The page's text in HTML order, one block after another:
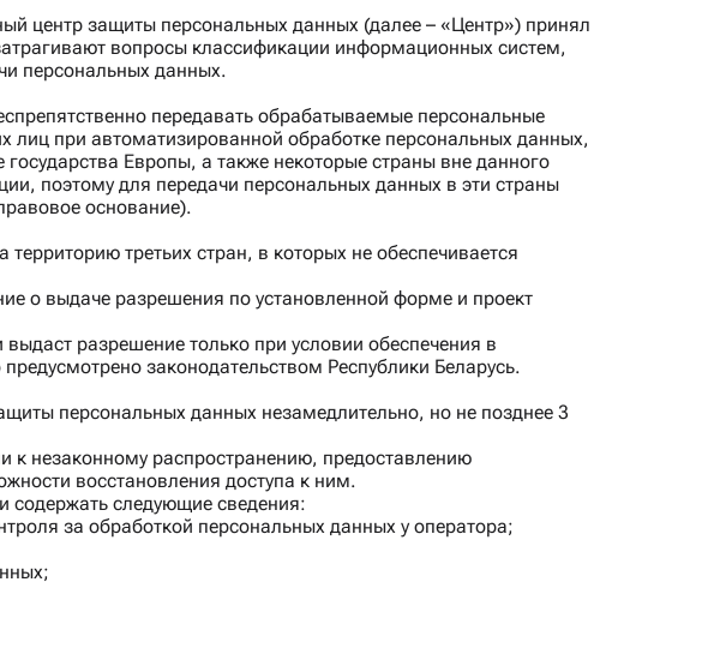
центр защиты персональных данных (далее – «Центр») принял
вопросы классификации информационных систем,
персональных данных.
передавать обрабатываемые персональные
лиц при автоматизированной обработке персональных данных,
Европы, а также некоторые страны вне данного
поэтому для передачи персональных данных в эти страны
основание).
третьих стран, в которых не обеспечивается
о выдаче разрешения по установленной форме и проект
разрешение только при условии обеспечения в
законодательством Республики Беларусь.
персональных данных незамедлительно, но не позднее 3
к незаконному распространению, предоставлению
восстановления доступа к ним.
содержать следующие сведения:
за обработкой персональных данных у оператора;